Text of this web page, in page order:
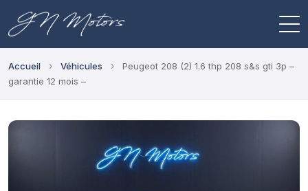
Accueil › Véhicules ›
Peugeot 208 (2) 1.6 thp 208 s&s gti 3p –
garantie 12 mois –